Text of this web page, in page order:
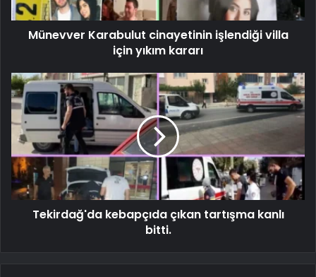
Münevver Karabulut cinayetinin işlendiği villa
için yıkım kararı
Tekirdağ'da kebapçıda çıkan tartışma kanlı
bitti.